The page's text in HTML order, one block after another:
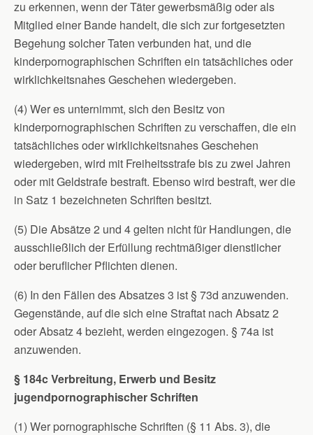
zu erkennen, wenn der Täter gewerbsmäßig oder als
Mitglied einer Bande handelt, die sich zur fortgesetzten
Begehung solcher Taten verbunden hat, und die
kinderpornographischen Schriften ein tatsächliches oder
wirklichkeitsnahes Geschehen wiedergeben.
(4) Wer es unternimmt, sich den Besitz von
kinderpornographischen Schriften zu verschaffen, die ein
tatsächliches oder wirklichkeitsnahes Geschehen
wiedergeben, wird mit Freiheitsstrafe bis zu zwei Jahren
oder mit Geldstrafe bestraft. Ebenso wird bestraft, wer die
in Satz 1 bezeichneten Schriften besitzt.
(5) Die Absätze 2 und 4 gelten nicht für Handlungen, die
ausschließlich der Erfüllung rechtmäßiger dienstlicher
oder beruflicher Pflichten dienen.
(6) In den Fällen des Absatzes 3 ist § 73d anzuwenden.
Gegenstände, auf die sich eine Straftat nach Absatz 2
oder Absatz 4 bezieht, werden eingezogen. § 74a ist
anzuwenden.
§ 184c Verbreitung, Erwerb und Besitz
jugendpornographischer Schriften
(1) Wer pornographische Schriften (§ 11 Abs. 3), die